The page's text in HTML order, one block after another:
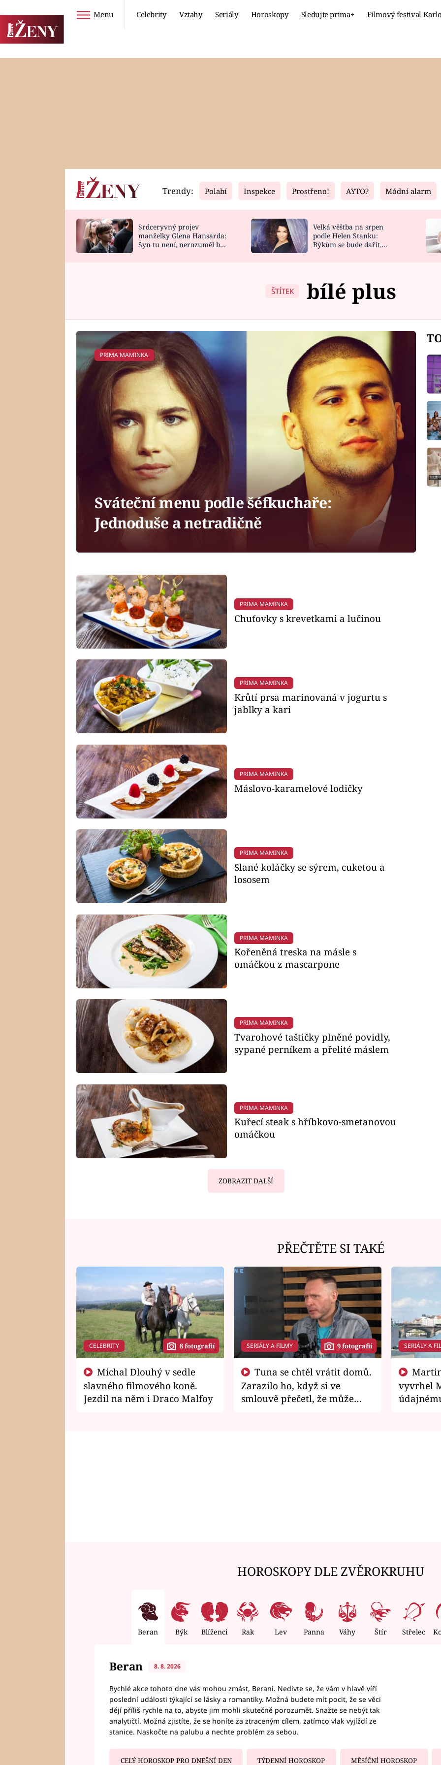
Menu Celebrity Vztahy Seriály Horoskopy Sledujte prima+ Filmový festival
Horoskopy
HOROSKOP NA
Video
CELEBRITY
VAŘENÍ
Fresh
NOVINKY
VIDEORECEPTY
Living
DESIGN
Trendy: Polabí Inspekce Prostřeno! AYTO? Módní alarm
Srdceryvný projev
manželky Glena Hansarda:
Syn tu není, nerozuměl by
Velká věštba na srpen
podle Helen Stanku:
Býkům se bude dařit,
ŠTÍTEK bílé plus
PRIMA MAMINKA
Sváteční menu podle šéfkuchaře:
Jednoduše a netradičně
PRIMA MAMINKA
Chuťovky s krevetkami a lučinou
PRIMA MAMINKA
Krůtí prsa marinovaná v jogurtu s
jablky a kari
PRIMA MAMINKA
Máslovo-karamelové lodičky
PRIMA MAMINKA
Slané koláčky se sýrem, cuketou a
lososem
PRIMA MAMINKA
Kořeněná treska na másle s
omáčkou z mascarpone
PRIMA MAMINKA
Tvarohové taštičky plněné povidly,
sypané perníkem a přelité máslem
PRIMA MAMINKA
Kuřecí steak s hříbkovo-smetanovou
omáčkou
ZOBRAZIT DALŠÍ
PŘEČTĚTE SI TAKÉ
CELEBRITY 8 fotografií
slavného filmového koně.
Jezdil na něm i Draco Malfoy
SERIÁLY A FILMY 9 fotografií
Zarazilo ho, když si ve
smlouvě přečetl, že může
SERIÁLY A
vyvrhel
HOROSKOPY DLE ZVĚROKRUHU
Beran Býk Blíženci Rak Lev Panna Váhy Štír Střelec
Beran 8. 8. 2026
Rychlé akce tohoto dne vás mohou zmást, Berani. Nedivte se, že vám v hlavě víří
poslední události týkající se lásky a romantiky. Možná budete mít pocit, že se věci
dějí příliš rychle na to, abyste jim mohli skutečně porozumět. Snažte se nebýt tak
analytičtí. Možná zjistíte, že se honíte za ztraceným cílem, zatímco vlak vyjíždí ze
stanice. Naskočte na palubu a nechte problém za sebou.
CELÝ HOROSKOP PRO DNEŠNÍ DEN TÝDENNÍ HOROSKOP MĚSÍČNÍ HOROSKOP